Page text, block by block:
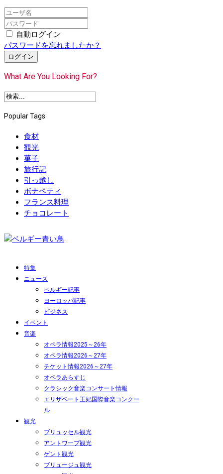
自動ログイン
パスワードを忘れましたか？
ログイン
What Are You Looking For?
Popular Tags
食材
観光
菓子
旅行記
引っ越し
ボナペティ
フランス料理
チョコレート
特集
ニュース
ベルギー記事
ヨーロッパ記事
ビジネス
イベント
音楽
オペラ情報2025～26年
オペラ情報2026～27年
チケット情報2026～27年
オペラあらすじ
クラシック音楽コンサート情報
エリザベート王妃国際音楽コンクー
ル
観光
ブリュッセル観光
アントワープ観光
ゲント観光
ブリュージュ観光